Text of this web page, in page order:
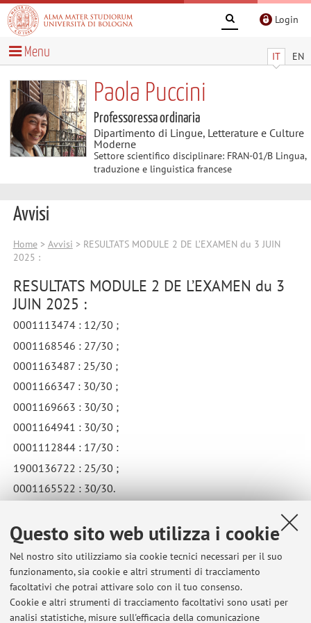
Questo sito web utilizza i cookie
Nel nostro sito utilizziamo sia cookie tecnici necessari per il suo
funzionamento, sia cookie e altri strumenti di tracciamento
facoltativi che potrai attivare solo con il tuo consenso.
Cookie e altri strumenti di tracciamento facoltativi sono usati per
analisi statistiche, misure sull'efficacia della comunicazione
Login
IT EN
Menu
Paola Puccini
Professoressa ordinaria
Dipartimento di Lingue, Letterature e Culture
Moderne
Settore scientifico disciplinare: FRAN-01/B Lingua,
traduzione e linguistica francese
Avvisi
Home> Avvisi > RESULTATS MODULE 2 DE L’EXAMEN du 3 JUIN
2025 :
RESULTATS MODULE 2 DE L’EXAMEN du 3
JUIN 2025 :
0001113474 : 12/30 ;
0001168546 : 27/30 ;
0001163487 : 25/30 ;
0001166347 : 30/30 ;
0001169663 : 30/30 ;
0001164941 : 30/30 ;
0001112844 : 17/30 :
1900136722 : 25/30 ;
0001165522 : 30/30.
Ultimi avvisi
Prova Dott. Daniel Caddoux 27 maggio 2026